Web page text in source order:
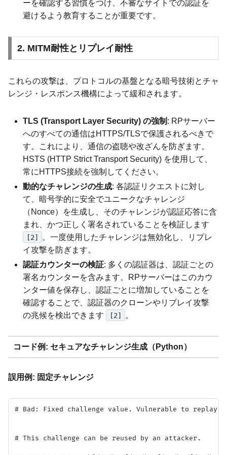
ーを確認する習慣をつけ、不審なサイトでの認証を
避けるよう教育することが重要です。
2. MITM耐性とリプレイ耐性
これらの攻撃は、プロトコルの基盤となる暗号技術とチャ
レンジ・レスポンス機構によって緩和されます。
TLS (Transport Layer Security) の強制 : RPサーバー
へのすべての通信はHTTPS/TLSで保護されるべきで
す。これにより、通信の盗聴や改ざんを防ぎます。
HSTS (HTTP Strict Transport Security) を使用して、
常にHTTPS接続を強制してください。
動的なチャレンジの生成: 各認証リクエストに対し
て、暗号学的に安全でユニークなチャレンジ
（Nonce）を生成し、そのチャレンジが認証応答に含
まれ、かつ正しく署名されていることを検証します
[2]
。一度使用したチャレンジは無効化し、リプレ
イ攻撃を防ぎます。
認証カウンターの検証: 多くの認証器は、認証ごとの
署名カウンターを含みます。RPサーバーはこのカウ
ンター値を保存し、認証ごとに増加していることを
確認することで、認証器のクローンやリプレイ攻撃
の兆候を検出できます
[2] 。
コード例: セキュアなチャレンジ生成（Python）
誤用例: 固定チャレンジ
# Bad: Fixed challenge value. Vulnerable to replay
# This challenge can be reused by an attacker.